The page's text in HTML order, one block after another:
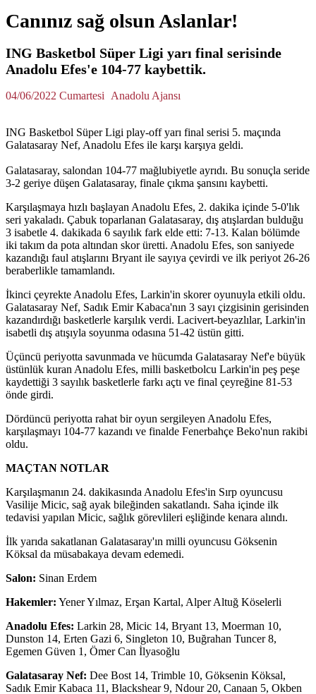
Canınız sağ olsun Aslanlar!
ING Basketbol Süper Ligi yarı final serisinde
Anadolu Efes'e 104-77 kaybettik.
04/06/2022 Cumartesi Anadolu Ajansı
ING Basketbol Süper Ligi play-off yarı final serisi 5. maçında
Galatasaray Nef, Anadolu Efes ile karşı karşıya geldi.
Galatasaray, salondan 104-77 mağlubiyetle ayrıdı. Bu sonuçla seride
3-2 geriye düşen Galatasaray, finale çıkma şansını kaybetti.
Karşılaşmaya hızlı başlayan Anadolu Efes, 2. dakika içinde 5-0'lık
seri yakaladı. Çabuk toparlanan Galatasaray, dış atışlardan bulduğu
3 isabetle 4. dakikada 6 sayılık fark elde etti: 7-13. Kalan bölümde
iki takım da pota altından skor üretti. Anadolu Efes, son saniyede
kazandığı faul atışlarını Bryant ile sayıya çevirdi ve ilk periyot 26-26
beraberlikle tamamlandı.
İkinci çeyrekte Anadolu Efes, Larkin'in skorer oyunuyla etkili oldu.
Galatasaray Nef, Sadık Emir Kabaca'nın 3 sayı çizgisinin gerisinden
kazandırdığı basketlerle karşılık verdi. Lacivert-beyazlılar, Larkin'in
isabetli dış atışıyla soyunma odasına 51-42 üstün gitti.
Üçüncü periyotta savunmada ve hücumda Galatasaray Nef'e büyük
üstünlük kuran Anadolu Efes, milli basketbolcu Larkin'in peş peşe
kaydettiği 3 sayılık basketlerle farkı açtı ve final çeyreğine 81-53
önde girdi.
Dördüncü periyotta rahat bir oyun sergileyen Anadolu Efes,
karşılaşmayı 104-77 kazandı ve finalde Fenerbahçe Beko'nun rakibi
oldu.
MAÇTAN NOTLAR
Karşılaşmanın 24. dakikasında Anadolu Efes'in Sırp oyuncusu
Vasilije Micic, sağ ayak bileğinden sakatlandı. Saha içinde ilk
tedavisi yapılan Micic, sağlık görevlileri eşliğinde kenara alındı.
İlk yarıda sakatlanan Galatasaray'ın milli oyuncusu Göksenin
Köksal da müsabakaya devam edemedi.
Salon: Sinan Erdem
Hakemler: Yener Yılmaz, Erşan Kartal, Alper Altuğ Köselerli
Anadolu Efes: Larkin 28, Micic 14, Bryant 13, Moerman 10,
Dunston 14, Erten Gazi 6, Singleton 10, Buğrahan Tuncer 8,
Egemen Güven 1, Ömer Can İlyasoğlu
Galatasaray Nef: Dee Bost 14, Trimble 10, Göksenin Köksal,
Sadık Emir Kabaca 11, Blackshear 9, Ndour 20, Canaan 5, Okben